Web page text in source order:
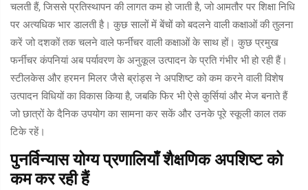
चलती हैं, जिससे प्रतिस्थापन की लागत कम हो जाती है, जो आमतौर पर शिक्षा निधि
पर अत्यधिक भार डालती है। कुछ सालों में बेंचों को बदलने वाली कक्षाओं की तुलना
करें जो दशकों तक चलने वाले फर्नीचर वाली कक्षाओं के साथ हों। कुछ प्रमुख
फर्नीचर कंपनियां अब पर्यावरण के अनुकूल उत्पादन के प्रति गंभीर भी हो रही हैं।
स्टीलकेस और हरमन मिलर जैसे ब्रांड्स ने अपशिष्ट को कम करने वाली विशेष
उत्पादन विधियों का विकास किया है, जबकि फिर भी ऐसे कुर्सियां और मेज बनाते हैं
जो छात्रों के दैनिक उपयोग का सामना कर सकें और उनके पूरे स्कूली काल तक
टिके रहें।
पुनर्विन्यास योग्य प्रणालियाँ शैक्षणिक अपशिष्ट को
कम कर रही हैं